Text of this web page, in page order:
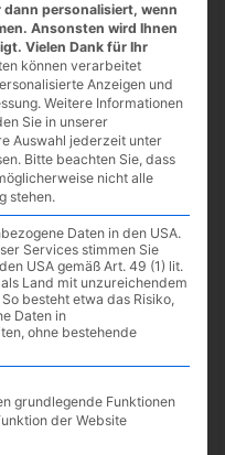
und Pixel
einen Kommentar
personalisiert, wenn
Ansonsten wird Ihnen
Vielen Dank für Ihr
können verarbeitet
Anzeigen und
Weitere Informationen
Sie in unserer
Auswahl jederzeit unter
Bitte beachten Sie, dass
nicht alle
stehen.
Daten in den USA.
Services stimmen Sie
USA gemäß Art. 49 (1) lit.
als Land mit unzureichendem
besteht etwa das Risiko,
Daten in
ohne bestehende
für die eine
grundlegende Funktionen
der Website